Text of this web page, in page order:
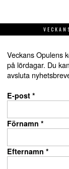
Veckans Opulens
på lördagar. Du
avsluta
E-post *
Förnamn *
Efternamn *